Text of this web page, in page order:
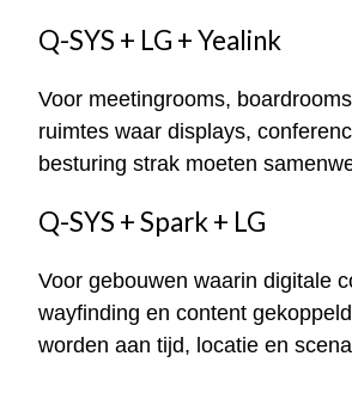
Q-SYS + LG + Yealink
Voor meetingrooms,
ruimtes waar displays,
besturing strak moeten
Q-SYS + Spark + LG
Voor gebouwen waarin digitale
wayfinding en content
worden aan tijd, locatie en